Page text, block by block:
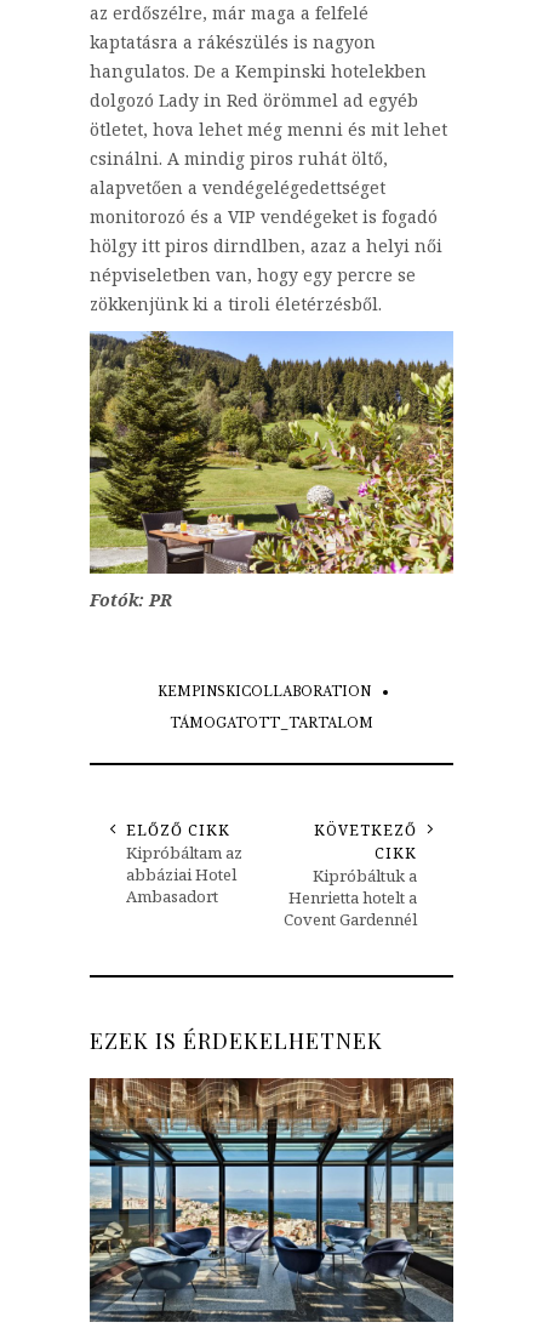
az erdőszélre, már maga a felfelé
kaptatásra a rákészülés is nagyon
hangulatos. De a Kempinski hotelekben
dolgozó Lady in Red örömmel ad egyéb
ötletet, hova lehet még menni és mit lehet
csinálni. A mindig piros ruhát öltő,
alapvetően a vendégelégedettséget
monitorozó és a VIP vendégeket is fogadó
hölgy itt piros dirndlben, azaz a helyi női
népviseletben van, hogy egy percre se
zökkenjünk ki a tiroli életérzésből.
Fotók: PR
KEMPINSKICOLLABORATION
TÁMOGATOTT_TARTALOM
ELŐZŐ CIKK
Kipróbáltam az
abbáziai Hotel
Ambasadort
KÖVETKEZŐ
CIKK
Kipróbáltuk a
Henrietta hotelt a
Covent Gardennél
EZEK IS ÉRDEKELHETNEK